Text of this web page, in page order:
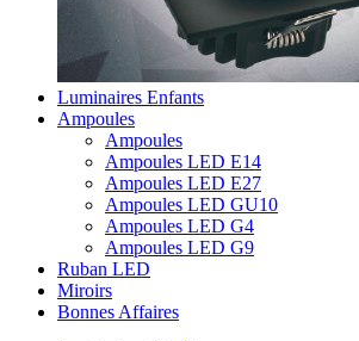
Luminaires Enfants
Ampoules
Ampoules
Ampoules LED E14
Ampoules LED E27
Ampoules LED GU10
Ampoules LED G4
Ampoules LED G9
Ruban LED
Miroirs
Bonnes Affaires